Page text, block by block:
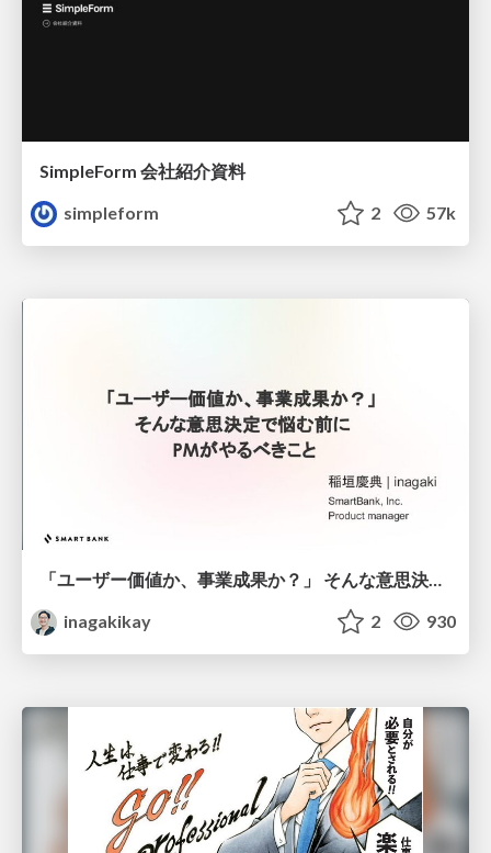
SimpleForm 会社紹介資料
simpleform
2 57k
「ユーザー価値か、事業成果か？」 そんな意思決定で悩む前に PMがやるべきこと
inagakikay
2 930